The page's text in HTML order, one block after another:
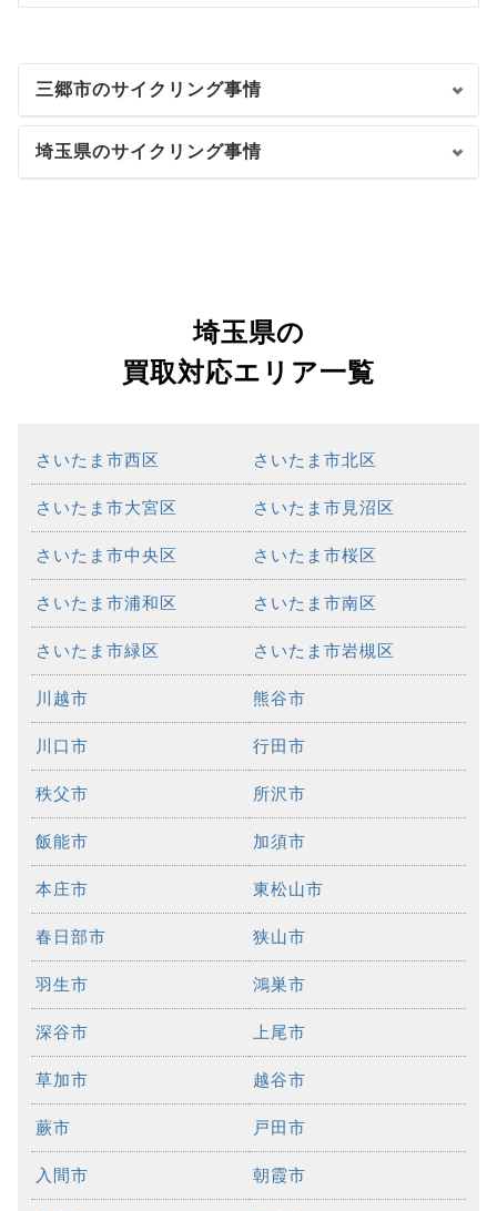
三郷市のサイクリング事情
埼玉県のサイクリング事情
埼玉県の
買取対応エリア一覧
さいたま市西区 さいたま市北区
さいたま市大宮区 さいたま市見沼区
さいたま市中央区 さいたま市桜区
さいたま市浦和区 さいたま市南区
さいたま市緑区 さいたま市岩槻区
川越市 熊谷市
川口市 行田市
秩父市 所沢市
飯能市 加須市
本庄市 東松山市
春日部市 狭山市
羽生市 鴻巣市
深谷市 上尾市
草加市 越谷市
蕨市 戸田市
入間市 朝霞市